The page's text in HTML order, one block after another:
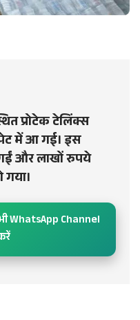
प्रोटेक टेलिंक्स
में आ गई। इस
गईं और लाखों रुपये
WhatsApp Channel